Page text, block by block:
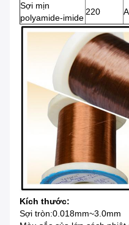
Sợi mịn
polyamide-imide
220
Kích thước:
Sợi tròn:0.018mm~3.0mm